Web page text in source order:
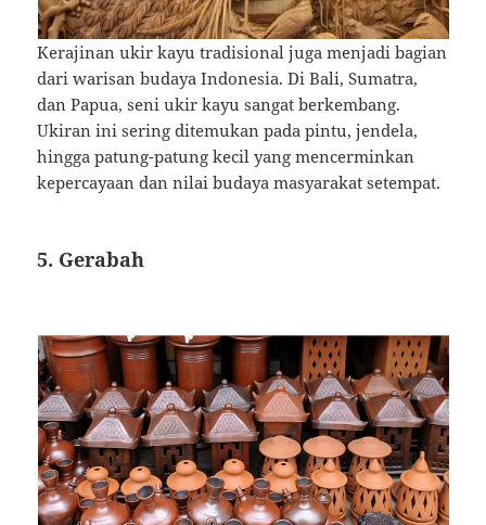
Kerajinan ukir kayu tradisional juga menjadi bagian
dari warisan budaya Indonesia. Di Bali, Sumatra,
dan Papua, seni ukir kayu sangat berkembang.
Ukiran ini sering ditemukan pada pintu, jendela,
hingga patung-patung kecil yang mencerminkan
kepercayaan dan nilai budaya masyarakat setempat.
5. Gerabah